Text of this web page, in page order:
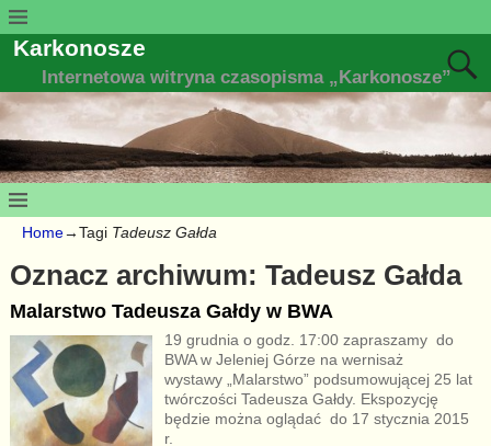
Karkonosze
Internetowa witryna czasopisma „Karkonosze”
Home→Tagi Tadeusz Gałda
Oznacz archiwum: Tadeusz Gałda
Malarstwo Tadeusza Gałdy w BWA
19 grudnia o godz. 17:00 zapraszamy do
BWA w Jeleniej Górze na wernisaż
wystawy „Malarstwo” podsumowującej 25 lat
twórczości Tadeusza Gałdy. Ekspozycję
będzie można oglądać do 17 stycznia 2015
r.